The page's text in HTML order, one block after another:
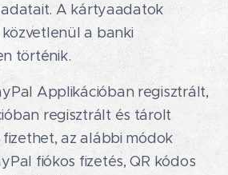
A kártyaadatok
a banki
történik.
Applikációban regisztrált,
regisztrált és tárolt
az alábbi módok
fiókos fizetés, QR kódos